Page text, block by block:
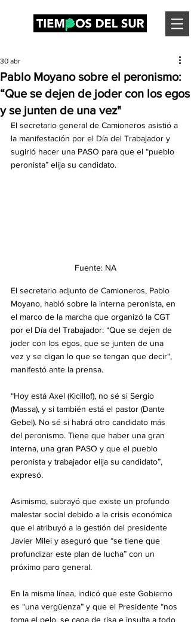
Pablo Moyano sobre el peronismo:
“Que se dejen de joder con los egos
y se junten de una vez"
30 abr
El secretario general de Camioneros asistió a
la manifestación por el Día del Trabajador y
sugirió hacer una PASO para que el “pueblo
peronista” elija su candidato.
Fuente: NA
El secretario adjunto de Camioneros, Pablo
Moyano, habló sobre la interna peronista, en
el marco de la marcha que organizó la CGT
por el Día del Trabajador: “Que se dejen de
joder con los egos, que se junten de una
vez y se digan lo que se tengan que decir",
manifestó ante la prensa.
“Hoy está Axel (Kicillof), no sé si Sergio
(Massa), y si también está el pastor (Dante
Gebel). No sé si habrá otro candidato más
del peronismo. Tiene que haber una gran
interna, una gran PASO y que el pueblo
peronista y trabajador elija su candidato”,
expresó.
Asimismo, subrayó que existe un profundo
malestar social debido a la crisis económica
que el atribuyó a la gestión del presidente
Javier Milei y aseguró que “se tiene que
profundizar este plan de lucha” con un
próximo paro general.
En la misma línea, indicó que este Gobierno
es “una vergüenza” y que el Presidente “nos
toma el pelo, se caga de risa e insulta a todo